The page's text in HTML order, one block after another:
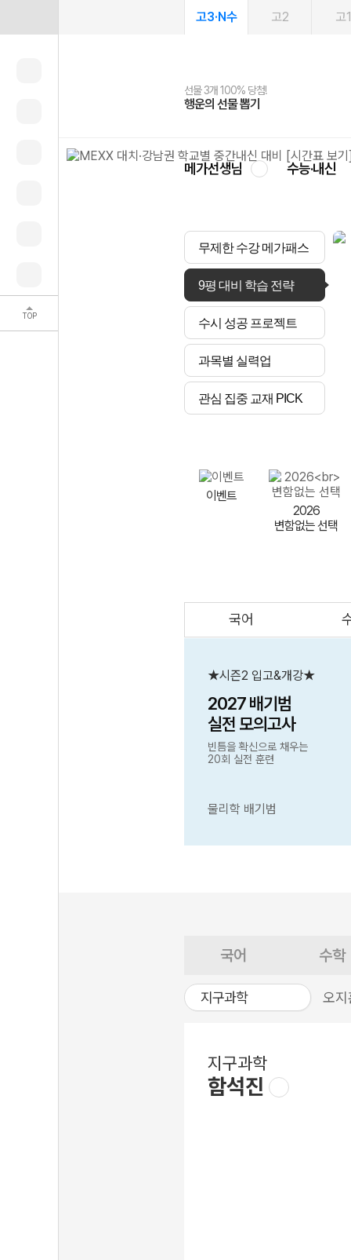
TOP
고3·N수 고2 고1
선물 3개 100% 당첨!
행운의 선물 뽑기
선물 100% 증정!
메가스터디 X 올리브
여름방학 스터디 캐시백
메가런 썸머스쿨
2027 러셀 단과
강사 공개선발
스마트러닝앱
설문 EVENT
메가패스
3일 무료 체험권
메가패스 수강생 무료혜택!
메가클럽 멤버십
사회공헌 캠페인
희망이룸 메가나눔
메가선생님 수능·내신
무제한 수강 메가패스
9평 대비 학습 전략
수시 성공 프로젝트
과목별 실력업
관심 집중 교재 PICK
이벤트
2026
변함없는 선택
국어
★시즌2 입고&개강★
2027 배기범
실전 모의고사
빈틈을 확신으로 채우는
20회 실전 훈련
물리학 배기범
국어 수학
지구과학 오지
지구과학
함석진